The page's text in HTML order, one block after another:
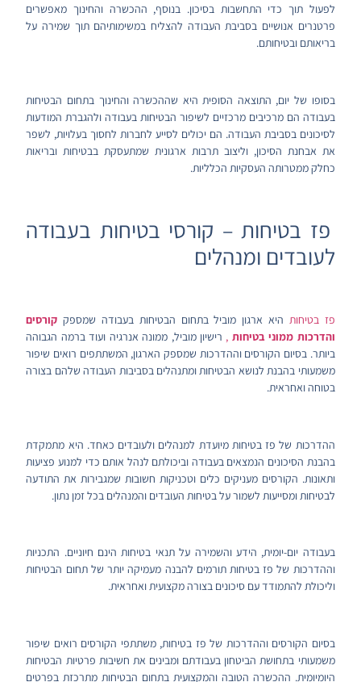
לפעול תוך כדי התחשבות בסיכון. בנוסף, ההכשרה והחינוך מאפשרים
פרטנרים אנושיים בסביבת העבודה להצליח במשימותיהם תוך שמירה על
בריאותם ובטיחותם.
בסופו של יום, התוצאה הסופית היא שההכשרה והחינוך בתחום הבטיחות
בעבודה הם מרכיבים מרכזיים לשיפור הבטיחות בעבודה ולהגברת המודעות
לסיכונים בסביבת העבודה. הם יכולים לסייע לחברות לחסוך בעלויות, לשפר
את אבחנת הסיכון, וליצוב תרבות ארגונית שמתעסקת בבטיחות ובריאות
כחלק ממטרותה העסקיות הכלליות.
פז בטיחות – קורסי בטיחות בעבודה
לעובדים ומנהלים
פז בטיחות היא ארגון מוביל בתחום הבטיחות בעבודה שמספקקורסים
והדרכות ממוני בטיחות , רישיון מוביל, ממונה אנרגיה ועוד ברמה הגבוהה
ביותר. בסיום הקורסים וההדרכות שמספק הארגון, המשתתפים רואים שיפור
משמעותי בהבנת לנושא הבטיחות ומתנהלים בסביבות העבודה שלהם בצורה
בטוחה ואחראית.
ההדרכות של פז בטיחות מיועדת למנהלים ולעובדים כאחד. היא מתמקדת
בהבנת הסיכונים הנמצאים בעבודה וביכולתם לנהל אותם כדי למנוע פציעות
ותאונות. הקורסים מעניקים כלים וטכניקות חשובות שמגבירות את התודעה
לבטיחות ומסייעות לשמור על בטיחות העובדים והמנהלים בכל זמן נתון.
בעבודה יום-יומית, הידע והשמירה על תנאי בטיחות הינם חיוניים. התכניות
וההדרכות של פז בטיחות תורמים להבנה מעמיקה יותר של תחום הבטיחות
וליכולת להתמודד עם סיכונים בצורה מקצועית ואחראית.
בסיום הקורסים וההדרכות של פז בטיחות, משתתפי הקורסים רואים שיפור
משמעותי בתחושת הביטחון בעבודתם ומבינים את חשיבות פרטיות הבטיחות
היומיומית. ההכשרה הטובה והמקצועית בתחום הבטיחות מתרכזת בפרטים